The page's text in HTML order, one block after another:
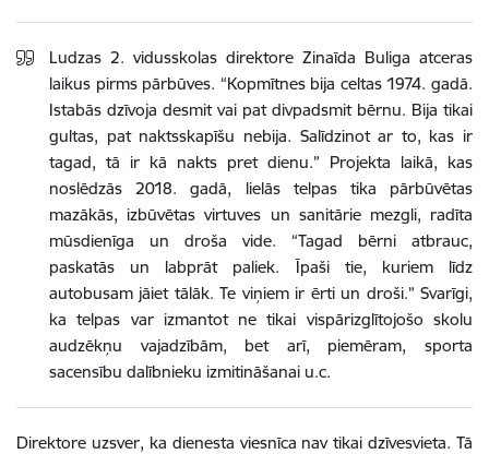
Ludzas 2. vidusskolas direktore Zinaīda Buliga atceras
laikus pirms pārbūves. “Kopmītnes bija celtas 1974. gadā.
Istabās dzīvoja desmit vai pat divpadsmit bērnu. Bija tikai
gultas, pat naktsskapīšu nebija. Salīdzinot ar to, kas ir
tagad, tā ir kā nakts pret dienu.” Projekta laikā, kas
noslēdzās 2018. gadā, lielās telpas tika pārbūvētas
mazākās, izbūvētas virtuves un sanitārie mezgli, radīta
mūsdienīga un droša vide. “Tagad bērni atbrauc,
paskatās un labprāt paliek. Īpaši tie, kuriem līdz
autobusam jāiet tālāk. Te viņiem ir ērti un droši.” Svarīgi,
ka telpas var izmantot ne tikai vispārizglītojošo skolu
audzēkņu vajadzībām, bet arī, piemēram, sporta
sacensību dalībnieku izmitināšanai u.c.
Direktore uzsver, ka dienesta viesnīca nav tikai dzīvesvieta. Tā